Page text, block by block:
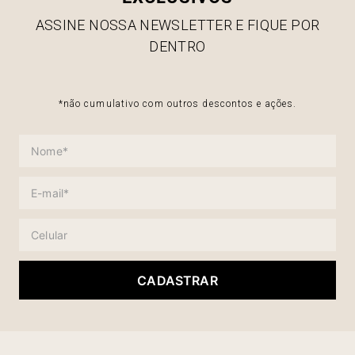
ASSINE NOSSA NEWSLETTER E FIQUE POR
DENTRO
*não cumulativo com outros descontos e ações.
CADASTRAR